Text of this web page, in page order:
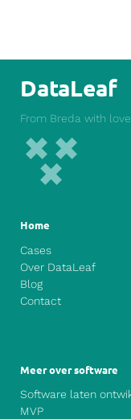
DataLeaf
From Breda with love
Home
Cases
Over DataLeaf
Blog
Contact
Meer over software
MVP